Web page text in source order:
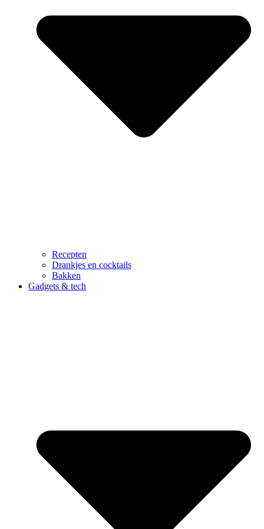
Recepten
Drankjes en cocktails
Bakken
Gadgets & tech